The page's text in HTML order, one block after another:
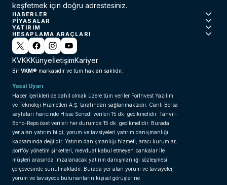
keşfetmek için doğru adrestesiniz.
HABERLER
PIYASALAR
YATIRIM
HESAPLAMA ARAÇLARI
KVKKKünyeİletişimKariyer
Bir VKM® markasıdır ve tüm hakları saklıdır.
Yasal Uyarı
Haber içerikleri de dahil olmak üzere tüm veriler ForInvest Yazılım
ve Teknoloji Hizmetleri A.Ş. tarafından sağlanmaktadır. Canlı Borsa
sayfaları haricinde Hisse Senedi verileri 15 dk. gecikmelidir. Tahvil-
Bono-Repo özet verileri her durumda 15 dk. gecikmelidir. Burada
yer alan yatırım bilgi, yorum ve tavsiyeleri yatırım danışmanlığı
kapsamında değildir. Yatırım danışmanlığı hizmeti; aracı kurumlar,
portföy yönetim şirketleri, mevduat kabul etmeyen bankalar ile
müşteri arasında imzalanacak yatırım danışmanlığı sözleşmesi
çerçevesinde sunulmaktadır. Burada yer alan yorum ve tavsiyeler,
yorum ve tavsiyede bulunanların kişisel görüşlerine